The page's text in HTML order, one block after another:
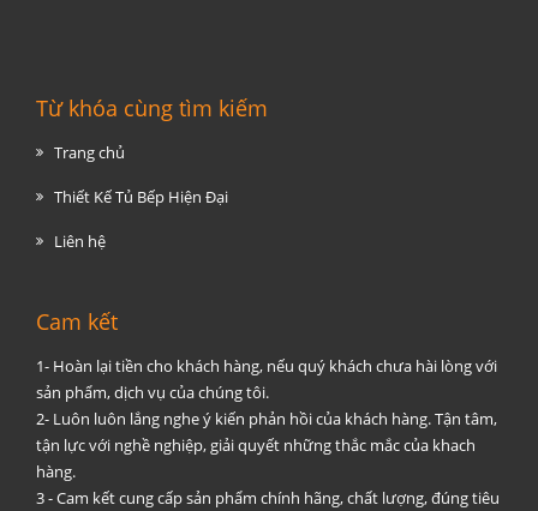
Từ khóa cùng tìm kiếm
Trang chủ
Thiết Kế Tủ Bếp Hiện Đại
Liên hệ
Cam kết
1- Hoàn lại tiền cho khách hàng, nếu quý khách chưa hài lòng với
sản phẩm, dịch vụ của chúng tôi.
2- Luôn luôn lắng nghe ý kiến phản hồi của khách hàng. Tận tâm,
tận lực với nghề nghiệp, giải quyết những thắc mắc của khach
hàng.
3 - Cam kết cung cấp sản phẩm chính hãng, chất lượng, đúng tiêu